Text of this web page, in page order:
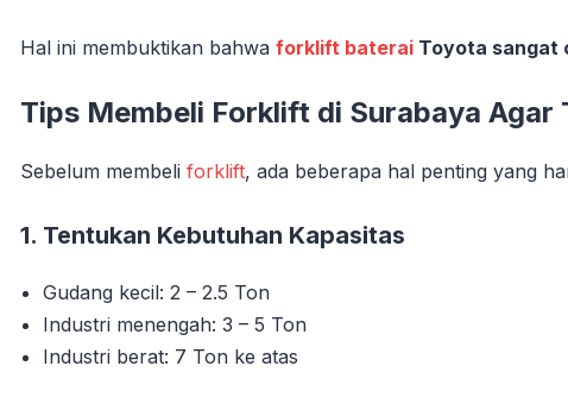
Hal ini membuktikan bahwa forklift baterai Toyota sangat
Tips Membeli Forklift di Surabaya Agar
Sebelum membeli forklift, ada beberapa hal penting yang
1. Tentukan Kebutuhan Kapasitas
Gudang kecil: 2 – 2.5 Ton
Industri menengah: 3 – 5 Ton
Industri berat: 7 Ton ke atas